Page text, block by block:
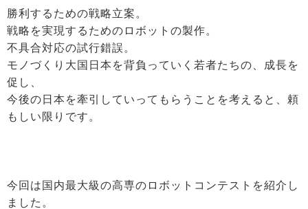
勝利するための戦略立案。
戦略を実現するためのロボットの製作。
不具合対応の試行錯誤。
モノづくり大国日本を背負っていく若者たちの、成長を
促し、
今後の日本を牽引していってもらうことを考えると、頼
もしい限りです。
今回は国内最大級の高専のロボットコンテストを紹介し
ました。